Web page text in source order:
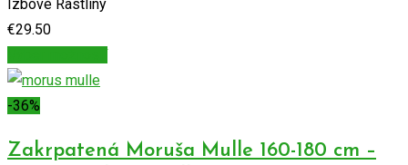
Izbové Rastliny
€29.50
-36%
Zakrpatená Moruša Mulle 160-180 cm –